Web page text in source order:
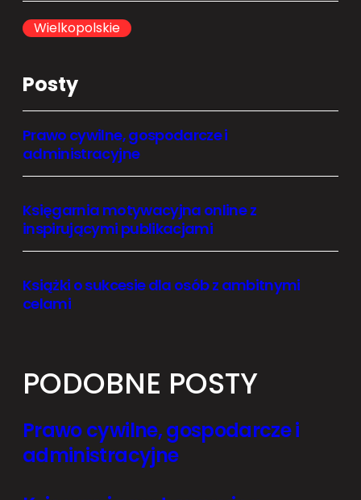
hWielkopolskie
Posty
Prawo cywilne, gospodarcze i
administracyjne
Księgarnia motywacyjna online z
inspirującymi publikacjami
Książki o sukcesie dla osób z ambitnymi
celami
PODOBNE POSTY
Prawo cywilne, gospodarcze i
administracyjne